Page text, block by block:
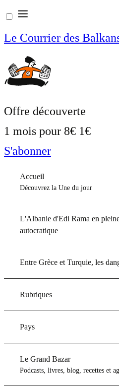
Aller
au
contenu
Le Courrier des
Offre découverte
1 mois pour 8€ 1€
S'abonner
Accueil
Découvrez la Une du jour
L'Albanie d'Edi Rama en
autocratique
Entre Grèce et Turquie, les
Rubriques
Pays
Le Grand Bazar
Podcasts, livres, blog, recettes et